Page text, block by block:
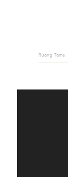
Ruang Tamu